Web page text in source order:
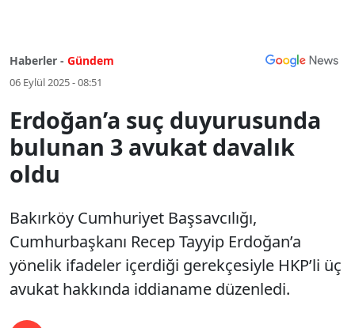
Haberler - Gündem
06 Eylül 2025 - 08:51
Erdoğan’a suç duyurusunda
bulunan 3 avukat davalık
oldu
Bakırköy Cumhuriyet Başsavcılığı,
Cumhurbaşkanı Recep Tayyip Erdoğan’a
yönelik ifadeler içerdiği gerekçesiyle HKP’li üç
avukat hakkında iddianame düzenledi.